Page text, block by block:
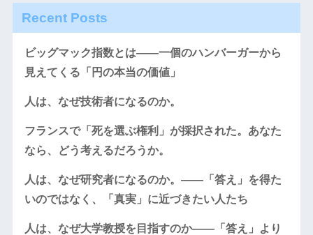
Recent Posts
ビッグマック指数とは――一個のハンバーガーから
見えてくる「円の本当の価値」
人は、なぜ技術者になるのか。
フランスで「死を選ぶ権利」が採択された。あなた
なら、どう考えるだろうか。
人は、なぜ研究者になるのか。――「答え」を得た
いのではなく、「真実」に近づきたい人たち
人は、なぜ大学教授を目指すのか――「答え」より